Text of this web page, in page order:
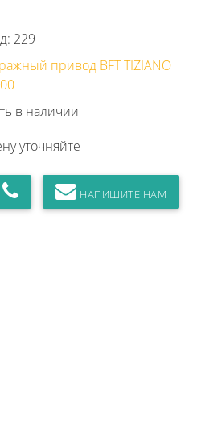
229
привод BFT TIZIANO
в наличии
уточняйте
НАПИШИТЕ НАМ